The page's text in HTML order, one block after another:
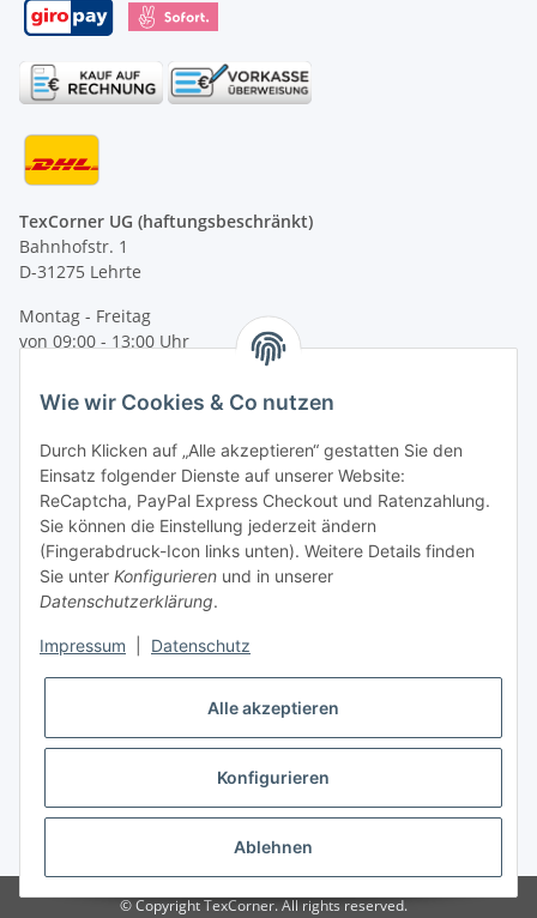
TexCorner UG (haftungsbeschränkt)
Bahnhofstr. 1
D-31275 Lehrte
Montag - Freitag
von 09:00 - 13:00 Uhr
Tel: +49 (0) 5132 8230689
E-Mail:mail@texcorner.de
Vertrag widerrufen
* Alle Preise inkl. gesetzlicher USt., zzgl.Versand
© Copyright TexCorner. All rights reserved.
Wie wir Cookies & Co nutzen
Durch Klicken auf „Alle akzeptieren“ gestatten Sie den
Einsatz folgender Dienste auf unserer Website:
ReCaptcha, PayPal Express Checkout und Ratenzahlung.
Sie können die Einstellung jederzeit ändern
(Fingerabdruck-Icon links unten). Weitere Details finden
Sie unter Konfigurieren und in unserer
Datenschutzerklärung.
Impressum Datenschutz
Alle akzeptieren
Konfigurieren
Ablehnen